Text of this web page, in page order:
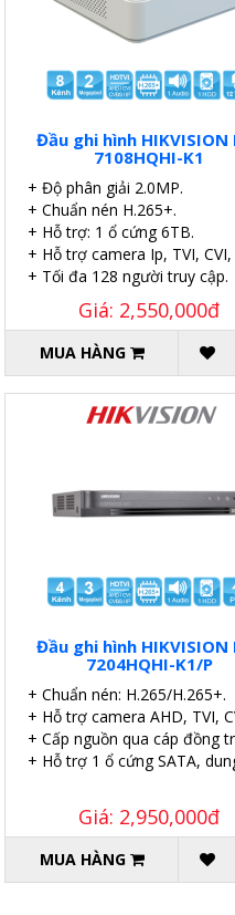
Đầu ghi hình HIKVISION
7108HQHI-K1
+ Độ phân giải 2.0MP.
+ Chuẩn nén H.265+.
+ Hỗ trợ: 1 ổ cứng 6TB.
+ Hỗ trợ camera Ip, TVI,
+ Tối đa 128 người truy cập.
Giá: 2,550,000đ
MUA HÀNG
Đầu ghi hình HIKVISION
7204HQHI-K1/P
+ Chuẩn nén: H.265/H.265+.
+ Hỗ trợ camera AHD, TVI,
+ Cấp nguồn qua cáp đồng
+ Hỗ trợ 1 ổ cứng SATA,
Giá: 2,950,000đ
MUA HÀNG